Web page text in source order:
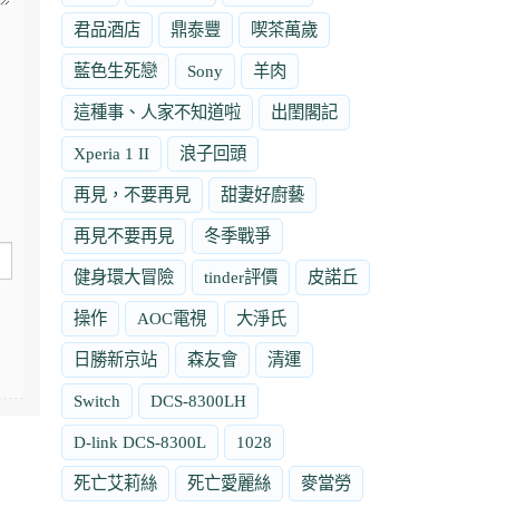
君品酒店 鼎泰豐 喫茶萬歲
藍色生死戀 Sony 羊肉
這種事、人家不知道啦 出閨閣記
Xperia 1 II 浪子回頭
再見，不要再見 甜妻好廚藝
再見不要再見 冬季戰爭
健身環大冒險 tinder評價 皮諾丘
操作 AOC電視 大淨氏
日勝新京站 森友會 清運
Switch DCS-8300LH
D-link DCS-8300L 1028
死亡艾莉絲 死亡愛麗絲 麥當勞